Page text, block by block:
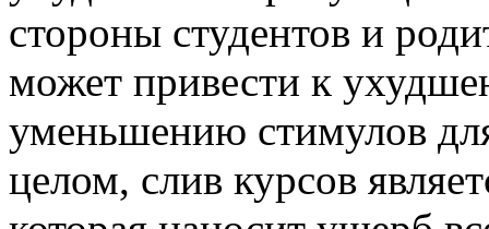
стороны студентов и
может привести к
уменьшению стимулов
целом, слив курсов